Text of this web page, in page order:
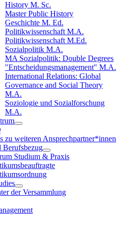
History M. Sc.
Master Public History
Geschichte M. Ed.
Politikwissenschaft M.A.
Politikwissenschaft M.Ed.
Sozialpolitik M.A.
MA Sozialpolitik: Double Degrees
"Entscheidungsmanagement" M.A.
International Relations: Global
Governance and Social Theory
M.A.
Soziologie und Sozialforschung
M.A.
zu weiteren Ansprechpartner*innen
Berufsbezug
Studium & Praxis
der Versammlung